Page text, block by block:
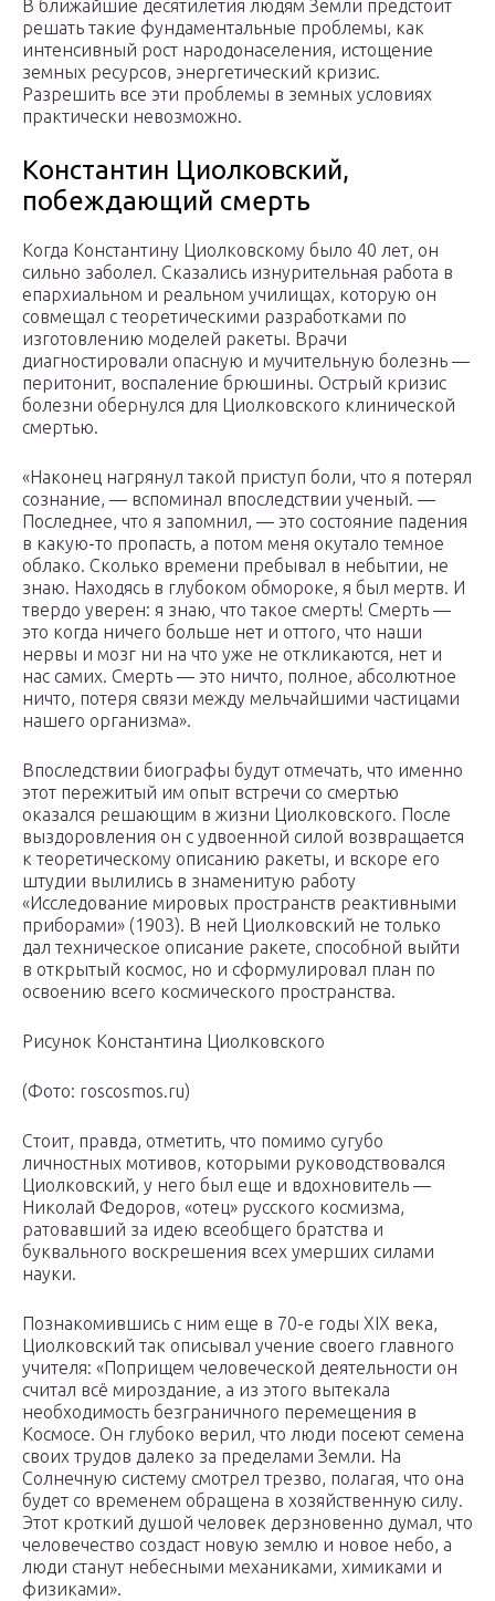
В ближайшие десятилетия людям Земли предстоит
решать такие фундаментальные проблемы, как
интенсивный рост народонаселения, истощение
земных ресурсов, энергетический кризис.
Разрешить все эти проблемы в земных условиях
практически невозможно.
Константин Циолковский,
побеждающий смерть
Когда Константину Циолковскому было 40 лет, он
сильно заболел. Сказались изнурительная работа в
епархиальном и реальном училищах, которую он
совмещал с теоретическими разработками по
изготовлению моделей ракеты. Врачи
диагностировали опасную и мучительную болезнь —
перитонит, воспаление брюшины. Острый кризис
болезни обернулся для Циолковского клинической
смертью.
«Наконец нагрянул такой приступ боли, что я потерял
сознание, — вспоминал впоследствии ученый. —
Последнее, что я запомнил, — это состояние падения
в какую-то пропасть, а потом меня окутало темное
облако. Сколько времени пребывал в небытии, не
знаю. Находясь в глубоком обмороке, я был мертв. И
твердо уверен: я знаю, что такое смерть! Смерть —
это когда ничего больше нет и оттого, что наши
нервы и мозг ни на что уже не откликаются, нет и
нас самих. Смерть — это ничто, полное, абсолютное
ничто, потеря связи между мельчайшими частицами
нашего организма».
Впоследствии биографы будут отмечать, что именно
этот пережитый им опыт встречи со смертью
оказался решающим в жизни Циолковского. После
выздоровления он с удвоенной силой возвращается
к теоретическому описанию ракеты, и вскоре его
штудии вылились в знаменитую работу
«Исследование мировых пространств реактивными
приборами» (1903). В ней Циолковский не только
дал техническое описание ракете, способной выйти
в открытый космос, но и сформулировал план по
освоению всего космического пространства.
Рисунок Константина Циолковского
(Фото: roscosmos.ru)
Стоит, правда, отметить, что помимо сугубо
личностных мотивов, которыми руководствовался
Циолковский, у него был еще и вдохновитель —
Николай Федоров, «отец» русского космизма,
ратовавший за идею всеобщего братства и
буквального воскрешения всех умерших силами
науки.
Познакомившись с ним еще в 70-е годы XIX века,
Циолковский так описывал учение своего главного
учителя: «Поприщем человеческой деятельности он
считал всё мироздание, а из этого вытекала
необходимость безграничного перемещения в
Космосе. Он глубоко верил, что люди посеют семена
своих трудов далеко за пределами Земли. На
Солнечную систему смотрел трезво, полагая, что она
будет со временем обращена в хозяйственную силу.
Этот кроткий душой человек дерзновенно думал, что
человечество создаст новую землю и новое небо, а
люди станут небесными механиками, химиками и
физиками».